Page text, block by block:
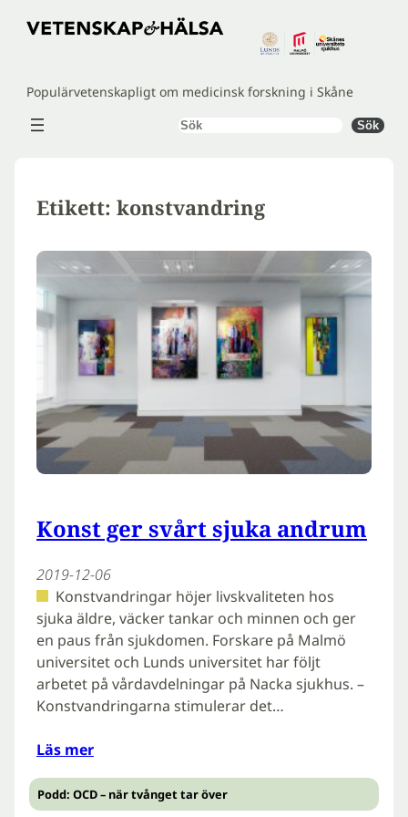
Hoppa
Populärvetenskapligt om medicinsk forskning i Skåne
Sök Sök
Etikett: konstvandring
Konst ger svårt sjuka andrum
2019-12-06
Konstvandringar höjer livskvaliteten hos
sjuka äldre, väcker tankar och minnen och ger
en paus från sjukdomen. Forskare på Malmö
universitet och Lunds universitet har följt
arbetet på vårdavdelningar på Nacka sjukhus. –
Konstvandringarna stimulerar det…
Läs mer
Podd: OCD – när tvånget tar över